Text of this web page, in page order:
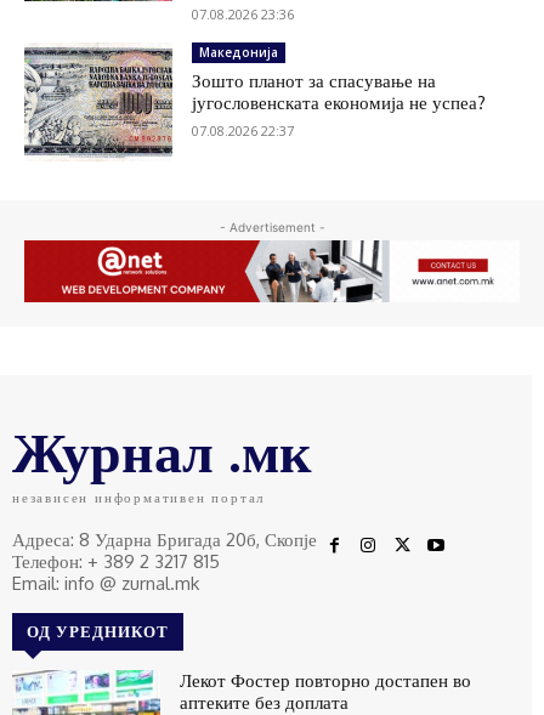
07.08.2026 23:36
Македонија
Зошто планот за спасување на
југословенската економија не успеа?
07.08.2026 22:37
- Advertisement -
Журнал .мк
независен информативен портал
Адреса: 8 Ударна Бригада 20б, Скопје
Телефон: + 389 2 3217 815
Email: info @ zurnal.mk
ОД УРЕДНИКОТ
Лекот Фостер повторно достапен во
аптеките без доплата